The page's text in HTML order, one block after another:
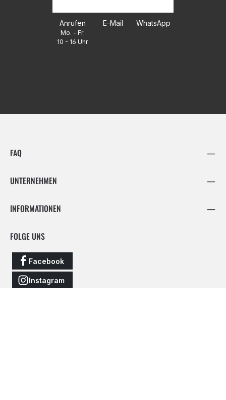
Anrufen
Mo. - Fr.
10 - 16 Uhr
E-Mail WhatsApp
FAQ
UNTERNEHMEN
INFORMATIONEN
FOLGE UNS
Facebook
Instagram